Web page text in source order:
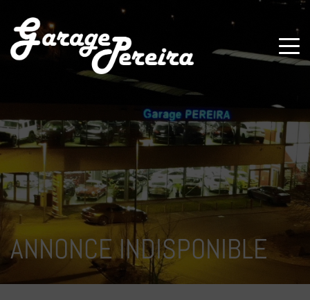
ANNONCE INDISPONIBLE
Paramètres avancés des cookies